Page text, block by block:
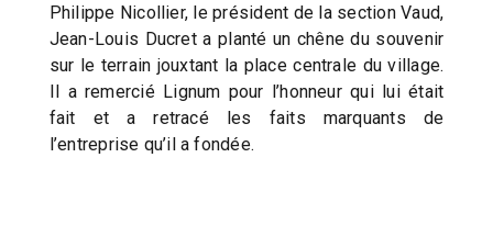
Philippe Nicollier, le président de la section Vaud,
Jean-Louis Ducret a planté un chêne du souvenir
sur le terrain jouxtant la place centrale du village.
Il a remercié Lignum pour l’honneur qui lui était
fait et a retracé les faits marquants de
l’entreprise qu’il a fondée.